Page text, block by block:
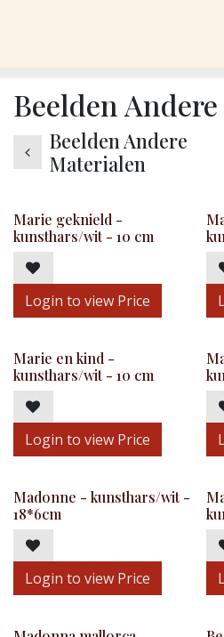
Beelden
Beelden Andere
Materialen
Marie geknield -
kunsthars/wit - 10 cm
Login to view Price
Marie en kind -
kunsthars/wit - 10 cm
Login to view Price
Madonne - kunsthars/wit -
18*6cm
Login to view Price